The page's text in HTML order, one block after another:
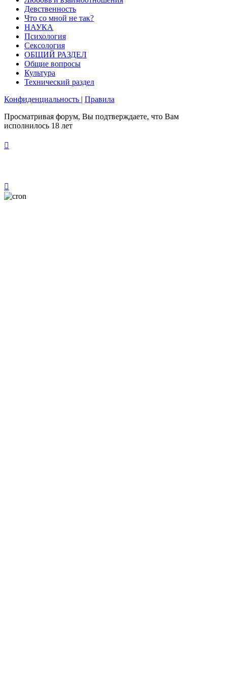
Девственность
Что со мной не так?
НАУКА
Психология
Сексология
ОБЩИЙ РАЗДЕЛ
Общие вопросы
Культура
Технический раздел
Конфиденциальность | Правила
Просматривая форум, Вы подтверждаете, что Вам
исполнилось 18 лет